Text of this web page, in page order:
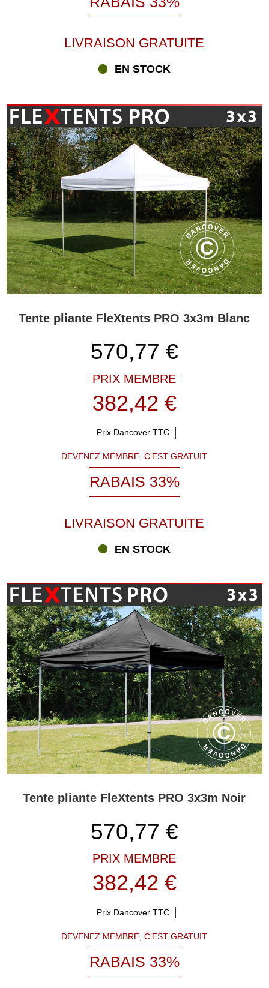
LIVRAISON GRATUITE
EN STOCK
Tente pliante FleXtents PRO 3x3m Blanc
570,77 €
PRIX MEMBRE
382,42 €
Prix Dancover TTC
DEVENEZ MEMBRE, C’EST GRATUIT
RABAIS 33%
LIVRAISON GRATUITE
EN STOCK
Tente pliante FleXtents PRO 3x3m Noir
570,77 €
PRIX MEMBRE
382,42 €
Prix Dancover TTC
DEVENEZ MEMBRE, C’EST GRATUIT
RABAIS 33%